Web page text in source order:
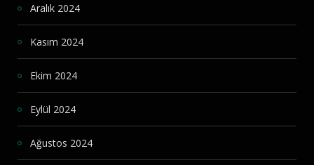
Aralık 2024
Kasım 2024
Ekim 2024
Eylül 2024
Ağustos 2024